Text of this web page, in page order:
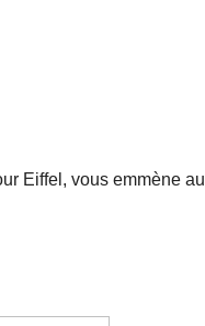
Eiffel, vous emmène au